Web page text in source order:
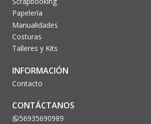
Papelería
Manualidades
Costuras
Talleres y Kits
INFORMACIÓN
Contacto
CONTÁCTANOS
56935690989